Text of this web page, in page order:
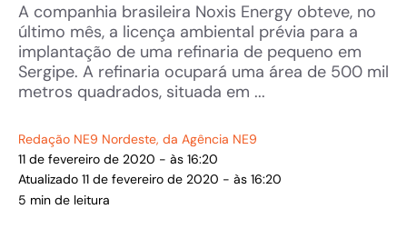
A companhia brasileira Noxis Energy obteve, no
último mês, a licença ambiental prévia para a
implantação de uma refinaria de pequeno em
Sergipe. A refinaria ocupará uma área de 500 mil
metros quadrados, situada em ...
Redação NE9 Nordeste, da Agência NE9
11 de fevereiro de 2020 - às 16:20
Atualizado 11 de fevereiro de 2020 - às 16:20
5 min de leitura